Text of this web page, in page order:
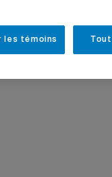
les témoins